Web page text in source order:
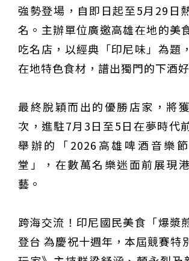
強勢登場，自即日起至5月29日
名。主辦單位廣邀高雄在地的美
吃名店，以經典「印尼味」為題
在地特色食材，譜出獨門的下酒
最終脫穎而出的優勝店家，將
次，進駐7月3日至5日在夢時代
舉辦的「2026高雄啤酒音樂
堂」，在數萬名樂迷面前展現
藝。
跨海交流！印尼國民美食「爆漿
登台 為慶祝十週年，本屆競賽特